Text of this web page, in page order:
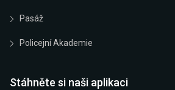
Pasáž
Policejní Akademie
Stáhněte si naši aplikaci